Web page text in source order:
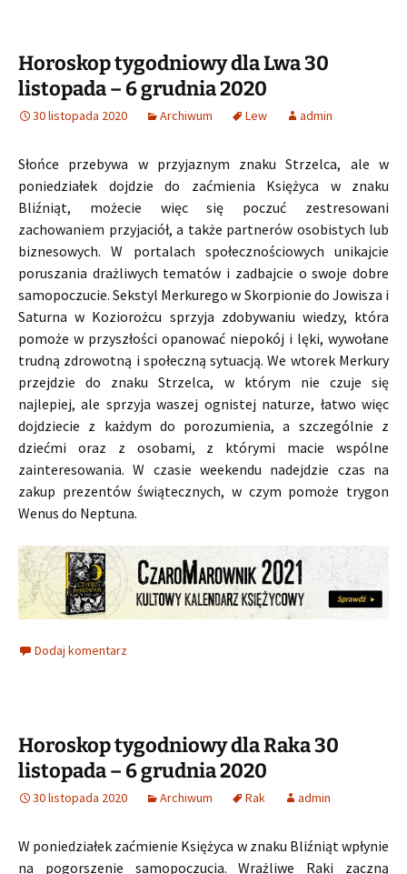
Horoskop tygodniowy dla Lwa 30
listopada – 6 grudnia 2020
30 listopada 2020 Archiwum Lew admin
Słońce przebywa w przyjaznym znaku Strzelca, ale w
poniedziałek dojdzie do zaćmienia Księżyca w znaku
Bliźniąt, możecie więc się poczuć zestresowani
zachowaniem przyjaciół, a także partnerów osobistych lub
biznesowych. W portalach społecznościowych unikajcie
poruszania drażliwych tematów i zadbajcie o swoje dobre
samopoczucie. Sekstyl Merkurego w Skorpionie do Jowisza i
Saturna w Koziorożcu sprzyja zdobywaniu wiedzy, która
pomoże w przyszłości opanować niepokój i lęki, wywołane
trudną zdrowotną i społeczną sytuacją. We wtorek Merkury
przejdzie do znaku Strzelca, w którym nie czuje się
najlepiej, ale sprzyja waszej ognistej naturze, łatwo więc
dojdziecie z każdym do porozumienia, a szczególnie z
dziećmi oraz z osobami, z którymi macie wspólne
zainteresowania. W czasie weekendu nadejdzie czas na
zakup prezentów świątecznych, w czym pomoże trygon
Wenus do Neptuna.
Dodaj komentarz
Horoskop tygodniowy dla Raka 30
listopada – 6 grudnia 2020
30 listopada 2020 Archiwum Rak admin
W poniedziałek zaćmienie Księżyca w znaku Bliźniąt wpłynie
na pogorszenie samopoczucia. Wrażliwe Raki zaczną